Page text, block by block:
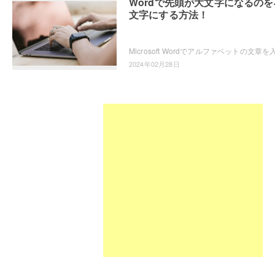
文字にする方法！
2024年02月28日